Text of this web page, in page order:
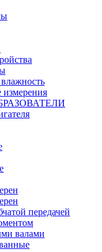
измерения
передачей
валами